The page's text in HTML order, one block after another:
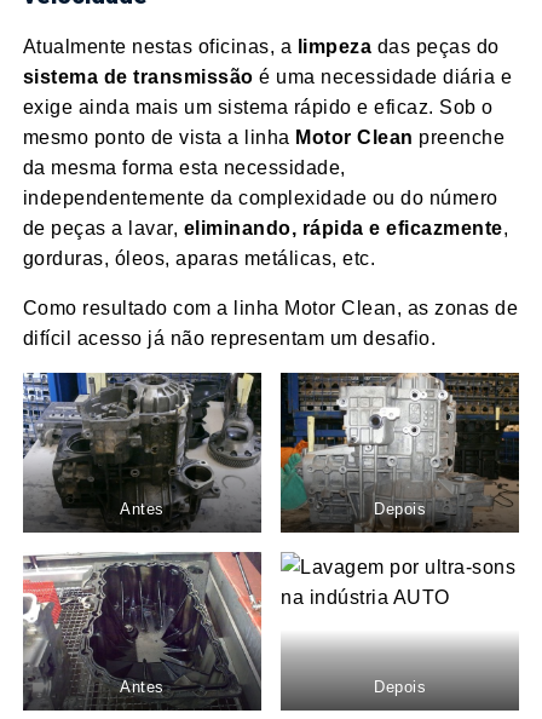
Atualmente nestas oficinas, a limpeza das peças do
sistema de transmissão é uma necessidade diária e
exige ainda mais um sistema rápido e eficaz. Sob o
mesmo ponto de vista a linha Motor Clean preenche
da mesma forma esta necessidade,
independentemente da complexidade ou do número
de peças a lavar, eliminando, rápida e eficazmente,
gorduras, óleos, aparas metálicas, etc.
Como resultado com a linha Motor Clean, as zonas de
difícil acesso já não representam um desafio.
Antes Depois
Antes Depois